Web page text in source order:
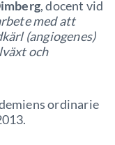
, docent vid
med att
(angiogenes)
och
ordinarie